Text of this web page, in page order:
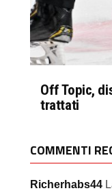
Off Topic,
trattati
COMMENTI
Richerhabs44